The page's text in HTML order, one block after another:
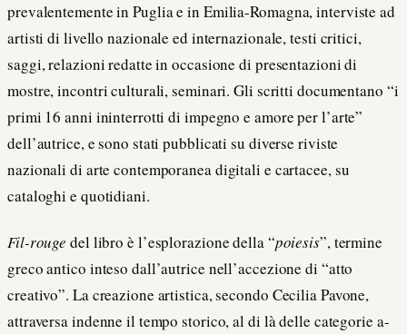
prevalentemente in Puglia e in Emilia-Romagna, interviste ad
artisti di livello nazionale ed internazionale, testi critici,
saggi, relazioni redatte in occasione di presentazioni di
mostre, incontri culturali, seminari. Gli scritti documentano “i
primi 16 anni ininterrotti di impegno e amore per l’arte”
dell’autrice, e sono stati pubblicati su diverse riviste
nazionali di arte contemporanea digitali e cartacee, su
cataloghi e quotidiani.
Fil-rouge del libro è l’esplorazione della “poiesis”, termine
greco antico inteso dall’autrice nell’accezione di “atto
creativo”. La creazione artistica, secondo Cecilia Pavone,
attraversa indenne il tempo storico, al di là delle categorie a-